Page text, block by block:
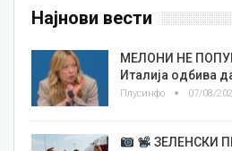
Најнови вести
МЕЛОНИ НЕ
Италија одбива
Плусинфо 07/08/
ЗЕЛЕНСКИ